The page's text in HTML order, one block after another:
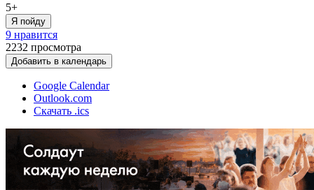
5+
Я пойду
9 нравится
2232 просмотра
Добавить в календарь
Google Calendar
Outlook.com
Скачать .ics